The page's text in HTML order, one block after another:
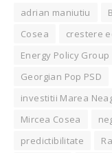
adrian maniutiu
Cosea
crestere
Energy Policy Group
Georgian Pop PSD
investitii Marea
Mircea Cosea
predictibilitate